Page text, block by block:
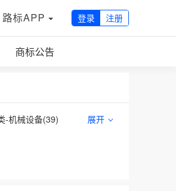
路标APP 登录 注册
商标公告
-机械设备(39)
展开